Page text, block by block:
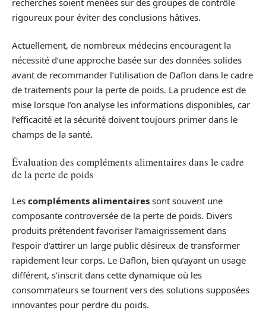
rigoureux pour éviter des conclusions hâtives.
Actuellement, de nombreux médecins encouragent la
nécessité d’une approche basée sur des données solides
avant de recommander l’utilisation de Daflon dans le cadre
de traitements pour la perte de poids. La prudence est de
mise lorsque l’on analyse les informations disponibles, car
l’efficacité et la sécurité doivent toujours primer dans le
champs de la santé.
Évaluation des compléments alimentaires dans le cadre
de la perte de poids
Les compléments alimentaires sont souvent une
composante controversée de la perte de poids. Divers
produits prétendent favoriser l’amaigrissement dans
l’espoir d’attirer un large public désireux de transformer
rapidement leur corps. Le Daflon, bien qu’ayant un usage
différent, s’inscrit dans cette dynamique où les
consommateurs se tournent vers des solutions supposées
innovantes pour perdre du poids.